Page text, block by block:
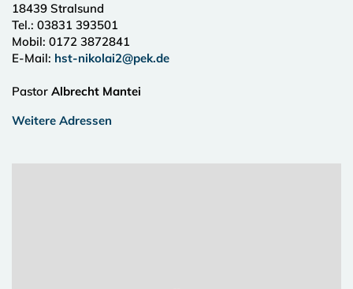
18439 Stralsund
Tel.: 03831 393501
Mobil: 0172 3872841
E-Mail: hst-nikolai2@pek.de
Pastor Albrecht Mantei
Weitere Adressen